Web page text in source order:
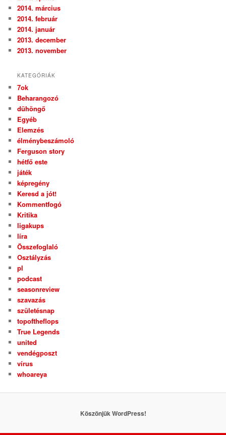
2014. március
2014. február
2014. január
2013. december
2013. november
KATEGÓRIÁK
7ok
Beharangozó
dühöngő
Egyéb
Elemzés
élménybeszámoló
Ferguson story
hétfő este
játék
képregény
Keresd a jót!
Kommentfogó
Kritika
ligakups
líra
Összefoglaló
Osztályzás
pl
podcast
seasonreview
szavazás
születésnap
topoftheflops
True Legends
united
vendégposzt
vírus
whoareya
Köszönjük WordPress!